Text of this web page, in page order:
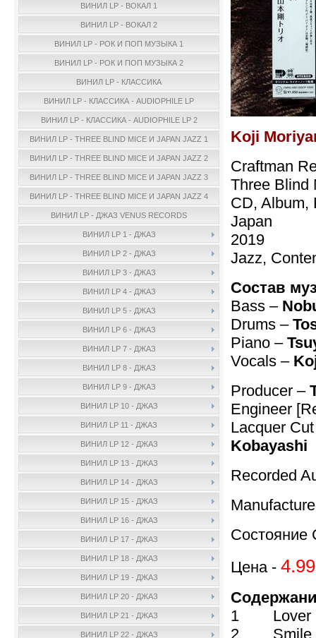
ВИНИЛ LP - ВОКАЛ 1
ВИНИЛ LP - ВОКАЛ 2
ВИНИЛ LP - РОК И ПОП МУЗЫКА 1
ВИНИЛ LP - РОК И ПОП МУЗЫКА 2
ВИНИЛ LP - КЛАССИКА
ВИНИЛ LP - КЛАССИКА - AUDIOPHILE LP
ВИНИЛ LP - КЛАССИКА - AUDIOPHILE LP 2
ВИНИЛ LP - THREE BLIND MICE И JAPAN JAZZ 1
ВИНИЛ LP - THREE BLIND MICE И JAPAN JAZZ 2
ВИНИЛ LP - THREE BLIND MICE И JAPAN JAZZ 3
ВИНИЛ LP - THREE BLIND MICE И JAPAN JAZZ 4
ВИНИЛ LP - ДЖАЗ VENUS RECORDS
ВИНИЛ LP 1 - ДЖАЗ
ВИНИЛ LP 2 - ДЖАЗ
ВИНИЛ LP 3 - ДЖАЗ
ВИНИЛ LP 4 - ДЖАЗ
ВИНИЛ LP 5 - ДЖАЗ
ВИНИЛ LP 6 - ДЖАЗ
ВИНИЛ LP 7 - ДЖАЗ
ВИНИЛ LP 8 - ДЖАЗ
ВИНИЛ LP 9 - ДЖАЗ
ВИНИЛ LP 10 - ДЖАЗ
ВИНИЛ LP 11 - ДЖАЗ
ВИНИЛ LP 12 - ДЖАЗ
ВИНИЛ LP 13 - ДЖАЗ
ВИНИЛ LP 14 - ДЖАЗ
ВИНИЛ LP 15 - ДЖАЗ
ВИНИЛ LP 16 - ДЖАЗ
ВИНИЛ LP 17 - ДЖАЗ
ВИНИЛ LP 18 - ДЖАЗ
ВИНИЛ LP 19 - ДЖАЗ
ВИНИЛ LP 20 - ДЖАЗ
ВИНИЛ LP 21 - ДЖАЗ
ВИНИЛ LP 22 - ДЖАЗ
Koji
Craftman
Three Blind
CD, Album,
Japan
2019
Jazz,
Состав
Bass –
Drums –
Piano –
Vocals –
Producer –
Engineer
Lacquer
Kobayashi
Recorded
Состояние
Цена -
1 Lover
2 Smile